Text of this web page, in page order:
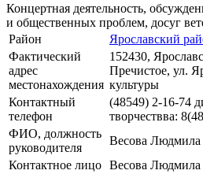
Концертная деятельность,
и общественных проблем, досуг
Район
Ярославский
Фактический
адрес
местонахождения
152430,
Пречистое, ул.
культуры
Контактный
телефон
(48549) 2-16-74
творчествва:
ФИО, должность
руководителя
Весова Людмила
Контактное лицо Весова